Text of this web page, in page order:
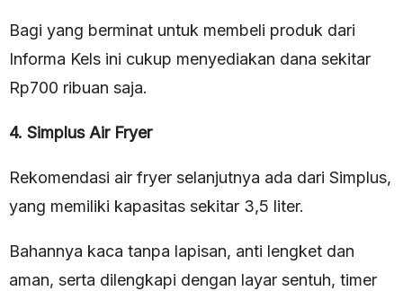
Bagi yang berminat untuk membeli produk dari
Informa Kels ini cukup menyediakan dana sekitar
Rp700 ribuan saja.
4. Simplus Air Fryer
Rekomendasi air fryer selanjutnya ada dari Simplus,
yang memiliki kapasitas sekitar 3,5 liter.
Bahannya kaca tanpa lapisan, anti lengket dan
aman, serta dilengkapi dengan layar sentuh, timer